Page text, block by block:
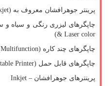
پرینتر جوهرافشان معروف به (
چاپگرهای لیزری رنگی و سیاه
& Laser color
)
چاپگرهای چند کاره (Multifunction
چاپگرهای قابل حمل (Printer
پرینترهای جوهرافشان – Inkjet